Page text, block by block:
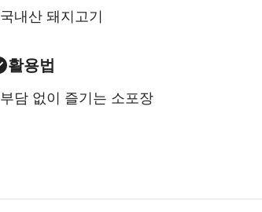
국내산 돼지고기
활용법
부담 없이 즐기는 소포장